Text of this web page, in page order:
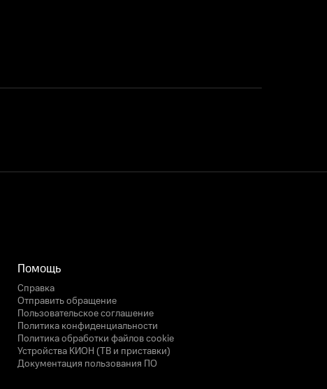
Помощь
Справка
Отправить обращение
Пользовательское соглашение
Политика конфиденциальности
Политика обработки файлов cookie
Устройства КИОН (ТВ и приставки)
Документация пользования ПО